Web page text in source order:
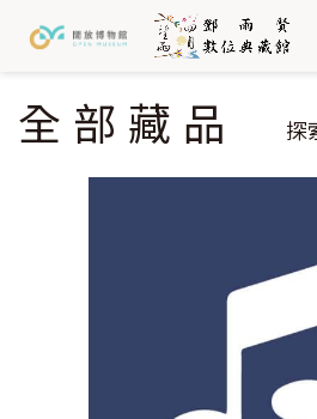
關於我們
Jump to
Jump to Main
您在這裡
全部藏品 探